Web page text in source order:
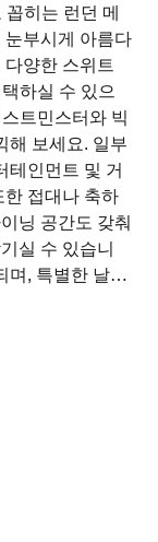
히는 런던 메
눈부시게 아름다
양한 스위트
하실 수 있으
트민스터와 빅
해 보세요. 일부
테인먼트 및 거
한 접대나 축하
닝 공간도 갖춰
실 수 있습니
며, 특별한 날이
사적 보물창
요리 조식으로
루 종일 무료
, 최신식 체련장